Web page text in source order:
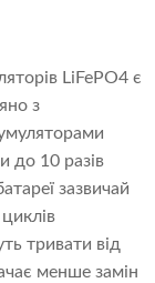
LiFePO4 є
з
до 10 разів
зазвичай
тривати від
менше замін